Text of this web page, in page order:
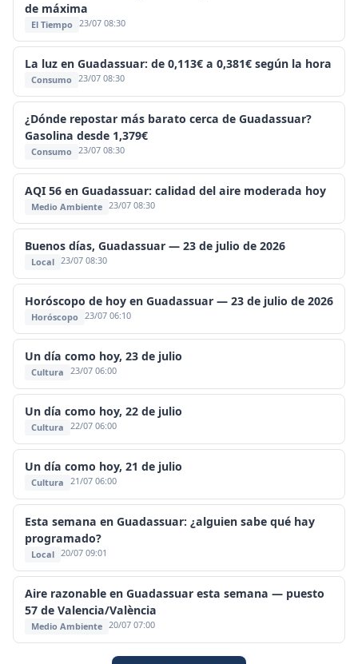
de máxima
El Tiempo 23/07 08:30
La luz en Guadassuar: de 0,113€ a 0,381€ según la hora
Consumo 23/07 08:30
¿Dónde repostar más barato cerca de Guadassuar?
Gasolina desde 1,379€
Consumo 23/07 08:30
AQI 56 en Guadassuar: calidad del aire moderada hoy
Medio Ambiente 23/07 08:30
Buenos días, Guadassuar — 23 de julio de 2026
Local 23/07 08:30
Horóscopo de hoy en Guadassuar — 23 de julio de 2026
Horóscopo 23/07 06:10
Un día como hoy, 23 de julio
Cultura 23/07 06:00
Un día como hoy, 22 de julio
Cultura 22/07 06:00
Un día como hoy, 21 de julio
Cultura 21/07 06:00
Esta semana en Guadassuar: ¿alguien sabe qué hay
programado?
Local 20/07 09:01
Aire razonable en Guadassuar esta semana — puesto
57 de Valencia/València
Medio Ambiente 20/07 07:00